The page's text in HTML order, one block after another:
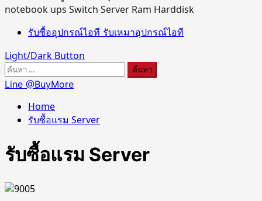
notebook ups Switch Server Ram Harddisk
Primaryรับซื้ออุปกรณ์ไอที รับเหมาอุปกรณ์ไอที
Light/Dark Button
ค้นหา
สำหรับ:
Line @BuyMore
Home
รับซื้อแรม Server
รับซื้อแรม Server